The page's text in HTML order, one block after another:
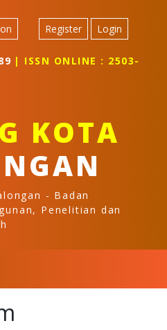
Register Login
| ISSN ONLINE : 2503-
KOTA
- Badan
Penelitian dan